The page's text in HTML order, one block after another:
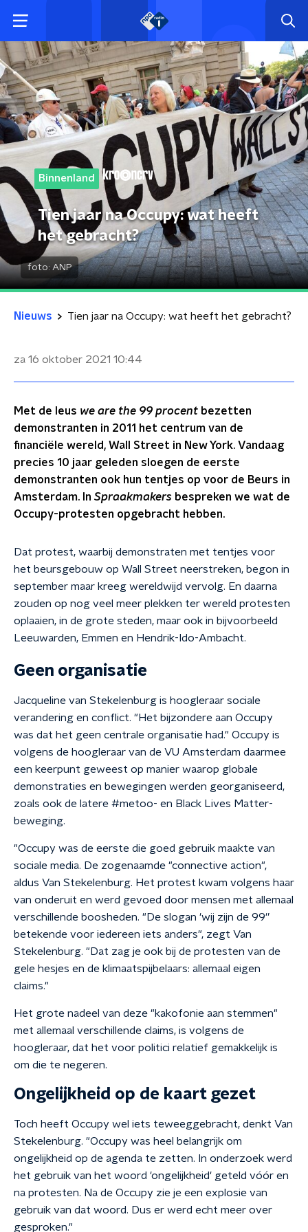
Binnenland
Tien jaar na Occupy: wat heeft
het gebracht?
foto: ANP
Nieuws Tien jaar na Occupy: wat heeft het gebracht?
za 16 oktober 2021 10:44
Met de leus we are the 99 procent bezetten
demonstranten in 2011 het centrum van de
financiële wereld, Wall Street in New York. Vandaag
precies 10 jaar geleden sloegen de eerste
demonstranten ook hun tentjes op voor de Beurs in
Amsterdam. In Spraakmakers bespreken we wat de
Occupy-protesten opgebracht hebben.
Dat protest, waarbij demonstraten met tentjes voor
het beursgebouw op Wall Street neerstreken, begon in
september maar kreeg wereldwijd vervolg. En daarna
zouden op nog veel meer plekken ter wereld protesten
oplaaien, in de grote steden, maar ook in bijvoorbeeld
Leeuwarden, Emmen en Hendrik-Ido-Ambacht.
Geen organisatie
Jacqueline van Stekelenburg is hoogleraar sociale
verandering en conflict. "Het bijzondere aan Occupy
was dat het geen centrale organisatie had." Occupy is
volgens de hoogleraar van de VU Amsterdam daarmee
een keerpunt geweest op manier waarop globale
demonstraties en bewegingen werden georganiseerd,
zoals ook de latere #metoo- en Black Lives Matter-
beweging.
"Occupy was de eerste die goed gebruik maakte van
sociale media. De zogenaamde "connective action",
aldus Van Stekelenburg. Het protest kwam volgens haar
van onderuit en werd gevoed door mensen met allemaal
verschillende boosheden. "De slogan 'wij zijn de 99'’
betekende voor iedereen iets anders", zegt Van
Stekelenburg. "Dat zag je ook bij de protesten van de
gele hesjes en de klimaatspijbelaars: allemaal eigen
claims."
Het grote nadeel van deze "kakofonie aan stemmen"
met allemaal verschillende claims, is volgens de
hoogleraar, dat het voor politici relatief gemakkelijk is
om die te negeren.
Ongelijkheid op de kaart gezet
Toch heeft Occupy wel iets teweeggebracht, denkt Van
Stekelenburg. "Occupy was heel belangrijk om
ongelijkheid op de agenda te zetten. In onderzoek werd
het gebruik van het woord 'ongelijkheid' geteld vóór en
na protesten. Na de Occupy zie je een explosie van
gebruik van dat woord. Dus er werd echt meer over
gesproken."